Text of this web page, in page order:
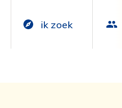
ik zoek